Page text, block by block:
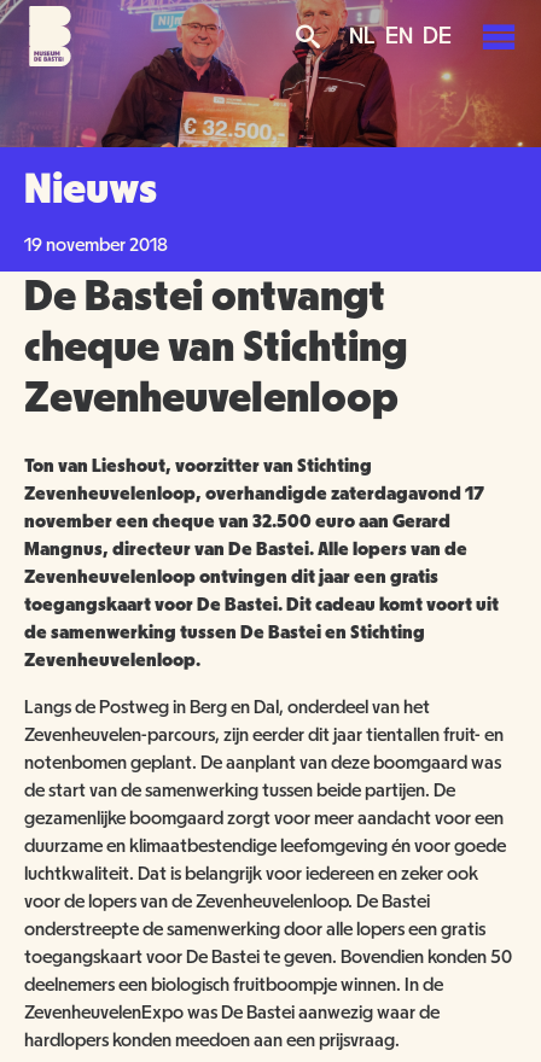
Overslaan
naar
inhoud
gaan
Skip
main
navigation
Skip
search
NL EN DE
PLAN JE BEZOEK
TICKETS
BEREIKBAARHEID
TOEGANKELIJKHEID
GROEPSBEZOEK
SCHOOLBEZOEK
EXPOSITIES
HORECA
MUSEUMWINKEL
NU TE KOOP IN DE WINKEL
NIJMEEGSE VOGELMONUMENTJES
ZAALVERHUUR
HUISREGELS
KINDERFEESTJE
AGENDA
OVER ONS
MISSIE EN VISIE
NIEUWS
ORGANISATIE
ANBI
COMITÉ VAN AANBEVELING
JAARVERSLAG
ORGANOGRAM
VRIJWILLIGERS
VACATURES
WORD VRIEND
GEEF EEN VRIENDSCHAP CADEAU!
SCHENKEN & NALATEN
COLLECTIE
OVER DE COLLECTIE
DOOD DIER GEVONDEN?
PUBLICATIES
BRUIKLENEN
ARCHITECTUUR
NIEUWSBRIEF
2000 JAAR GESCHIEDENIS AAN DE WAAL
CONTACT
VERRIJK JEZELF IN HET RIJK VAN NIJMEGEN
GROENMAKERS
BEWONERS
SCHOLEN
NATUUR- & MILIEUORGANISATIES
NATUUR- & MILIEUORGANISATIES
NME NIEUWS & INSPIRATIE
SCHOLEN
KOOP TICKETS
Nieuws
19 november 2018
De Bastei ontvangt
cheque van Stichting
Zevenheuvelenloop
Ton van Lieshout, voorzitter van Stichting
Zevenheuvelenloop, overhandigde zaterdagavond 17
november een cheque van 32.500 euro aan Gerard
Mangnus, directeur van De Bastei. Alle lopers van de
Zevenheuvelenloop ontvingen dit jaar een gratis
toegangskaart voor De Bastei. Dit cadeau komt voort uit
de samenwerking tussen De Bastei en Stichting
Zevenheuvelenloop.
Langs de Postweg in Berg en Dal, onderdeel van het
Zevenheuvelen-parcours, zijn eerder dit jaar tientallen fruit- en
notenbomen geplant. De aanplant van deze boomgaard was
de start van de samenwerking tussen beide partijen. De
gezamenlijke boomgaard zorgt voor meer aandacht voor een
duurzame en klimaatbestendige leefomgeving én voor goede
luchtkwaliteit. Dat is belangrijk voor iedereen en zeker ook
voor de lopers van de Zevenheuvelenloop. De Bastei
onderstreepte de samenwerking door alle lopers een gratis
toegangskaart voor De Bastei te geven. Bovendien konden 50
deelnemers een biologisch fruitboompje winnen. In de
ZevenheuvelenExpo was De Bastei aanwezig waar de
hardlopers konden meedoen aan een prijsvraag.